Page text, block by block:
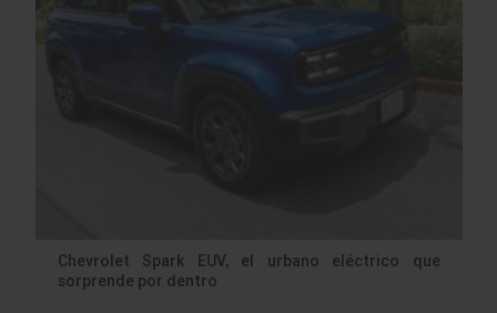
Chevrolet Spark EUV, el urbano eléctrico que
sorprende por dentro